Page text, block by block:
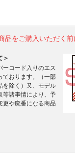
品をご購入いただく前
＞
ーコード入りのエス
ております。（一部
を除く）又、モデル
等諸事情により、予
更や廃番になる商品